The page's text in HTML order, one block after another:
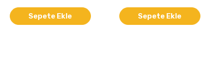
Sepete Ekle Sepete Ekle